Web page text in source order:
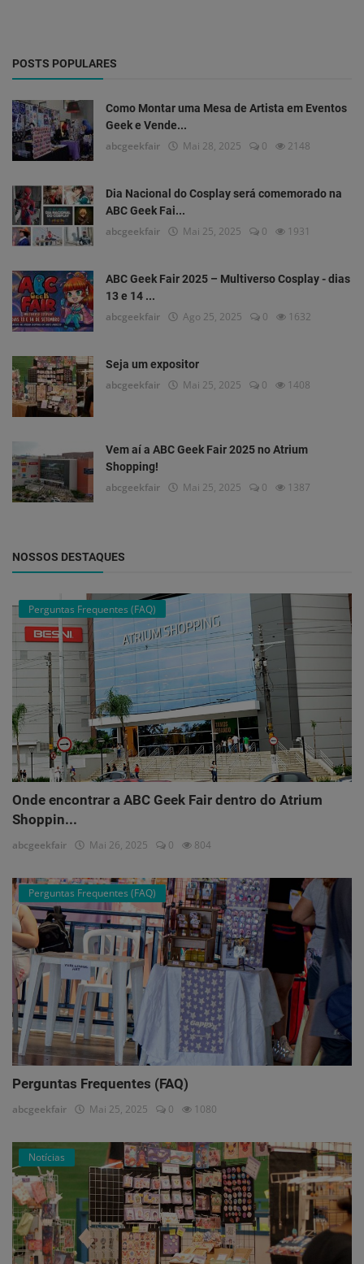
Cosplay
Entrar
Registrar
Portuguese
POSTS POPULARES
Como Montar uma Mesa de Artista em Eventos
Geek e Vende...
abcgeekfair Mai 28, 2025 0 2148
Dia Nacional do Cosplay será comemorado na
ABC Geek Fai...
abcgeekfair Mai 25, 2025 0 1931
ABC Geek Fair 2025 – Multiverso Cosplay - dias
13 e 14 ...
abcgeekfair Ago 25, 2025 0 1632
Seja um expositor
abcgeekfair Mai 25, 2025 0 1408
Vem aí a ABC Geek Fair 2025 no Atrium
Shopping!
abcgeekfair Mai 25, 2025 0 1387
NOSSOS DESTAQUES
Perguntas Frequentes (FAQ)
Onde encontrar a ABC Geek Fair dentro do Atrium
Shoppin...
abcgeekfair Mai 26, 2025 0 804
Perguntas Frequentes (FAQ)
Perguntas Frequentes (FAQ)
abcgeekfair Mai 25, 2025 0 1080
Notícias